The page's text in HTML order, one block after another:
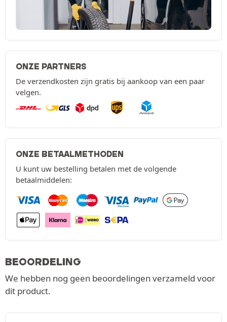
ONZE PARTNERS
De verzendkosten zijn gratis bij aankoop van een paar
velgen.
ONZE BETAALMETHODEN
U kunt uw bestelling betalen met de volgende
betaalmiddelen:
BEOORDELING
We hebben nog geen beoordelingen verzameld voor
dit product.